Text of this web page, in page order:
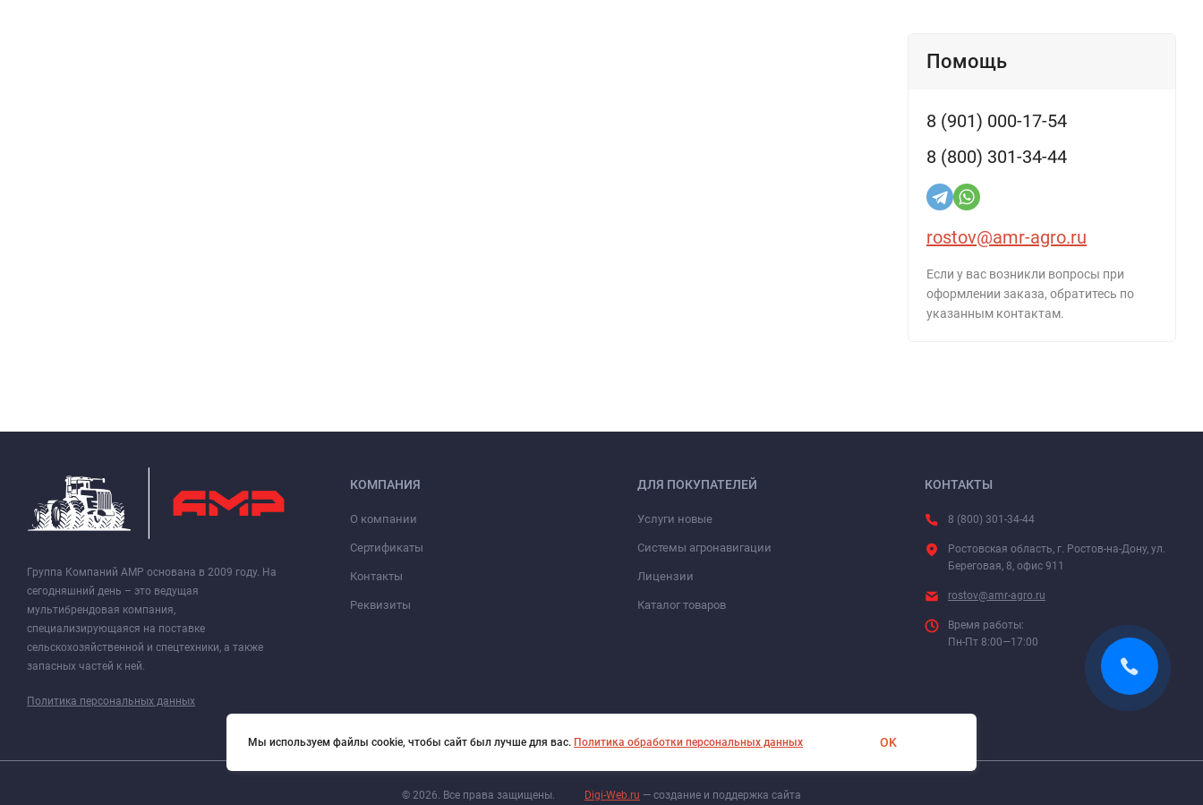
Помощь
8 (901) 000-17-54
8 (800) 301-34-44
rostov@amr-agro.ru
Если у вас возникли вопросы при
оформлении заказа, обратитесь по
указанным контактам.
Группа Компаний АМР основана в 2009 году. На
сегодняшний день – это ведущая
мультибрендовая компания,
специализирующаяся на поставке
сельскохозяйственной и спецтехники, а также
запасных частей к ней.
Политика персональных данных
КОМПАНИЯ
О компании
Сертификаты
Контакты
Реквизиты
ДЛЯ ПОКУПАТЕЛЕЙ
Услуги новые
Системы агронавигации
Лицензии
Каталог товаров
КОНТАКТЫ
8 (800) 301-34-44
Ростовская область, г. Ростов-на-Дону, ул.
Береговая, 8, офис 911
rostov@amr-agro.ru
Время работы:
Пн-Пт 8:00—17:00
© 2026. Все права защищены. Digi-Web.ru — создание и поддержка сайта
Мы используем файлы cookie, чтобы сайт был лучше для вас. Политика обработки персональных данных OK